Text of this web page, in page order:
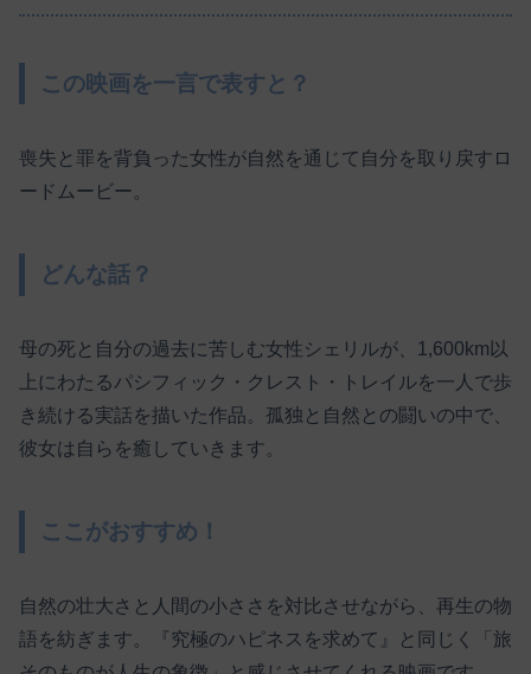
この映画を一言で表すと？
喪失と罪を背負った女性が自然を通じて自分を取り戻すロ
ードムービー。
どんな話？
母の死と自分の過去に苦しむ女性シェリルが、1,600km以
上にわたるパシフィック・クレスト・トレイルを一人で歩
き続ける実話を描いた作品。孤独と自然との闘いの中で、
彼女は自らを癒していきます。
ここがおすすめ！
自然の壮大さと人間の小ささを対比させながら、再生の物
語を紡ぎます。『究極のハピネスを求めて』と同じく「旅